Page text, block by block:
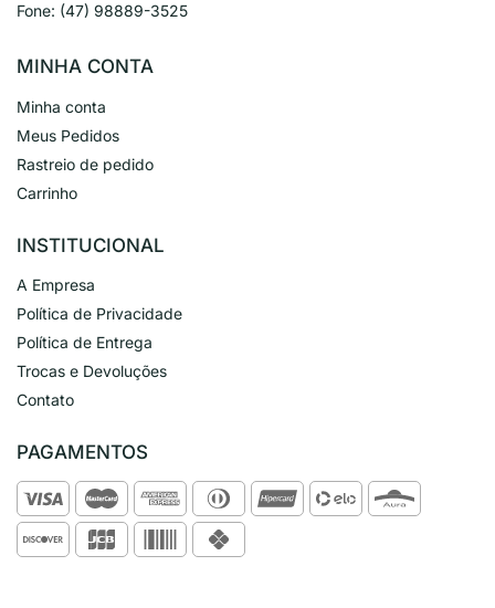
Fone: (47) 98889-3525
MINHA CONTA
Minha conta
Meus Pedidos
Rastreio de pedido
Carrinho
INSTITUCIONAL
A Empresa
Política de Privacidade
Política de Entrega
Trocas e Devoluções
Contato
PAGAMENTOS